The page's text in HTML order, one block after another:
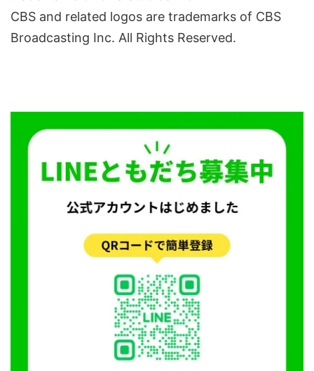
CBS and related logos are trademarks of CBS
Broadcasting Inc. All Rights Reserved.